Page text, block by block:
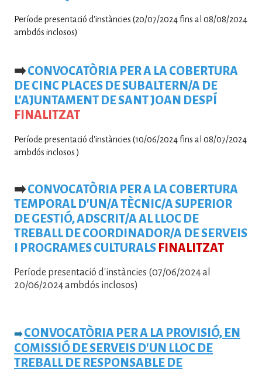
Període presentació d'instàncies (20/07/2024 fins al 08/08/2024
ambdós inclosos)
➡️CONVOCATÒRIA PER A LA COBERTURA
DE CINC PLACES DE SUBALTERN/A DE
L'AJUNTAMENT DE SANT JOAN DESPÍ
FINALITZAT
Període presentació d'instàncies (10/06/2024fins al 08/07/2024
ambdós inclosos )
➡️CONVOCATÒRIA PER A LA COBERTURA
TEMPORAL D'UN/A TÈCNIC/A SUPERIOR
DE GESTIÓ, ADSCRIT/A AL LLOC DE
TREBALL DE COORDINADOR/A DE SERVEIS
I PROGRAMES CULTURALS FINALITZAT
Període presentació d'instàncies (07/06/2024 al
20/06/2024 ambdós inclosos)
➡️CONVOCATÒRIA PERA LA PROVISIÓ, EN
COMISSIÓ DE SERVEIS D'UN LLOC DE
TREBALL DE RESPONSABLE DE